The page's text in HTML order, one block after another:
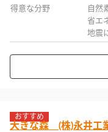
得意な分野
自然
省エ
地震
おすすめ
大きな森 (株)永井工